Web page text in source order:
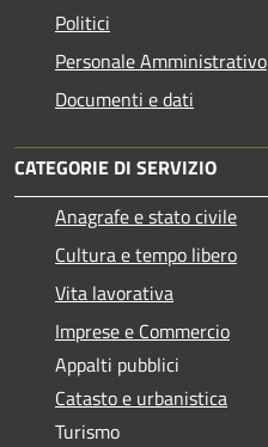
Politici
Personale Amministrativo
Documenti e dati
CATEGORIE DI SERVIZIO
Anagrafe e stato civile
Cultura e tempo libero
Vita lavorativa
Imprese e Commercio
Appalti pubblici
Catasto e urbanistica
Turismo